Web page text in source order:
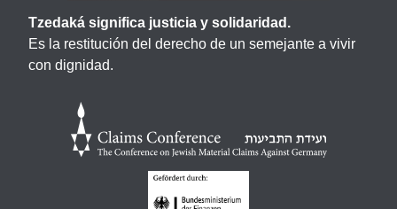
Tzedaká significa justicia y solidaridad.
Es la restitución del derecho de un semejante a vivir
con dignidad.